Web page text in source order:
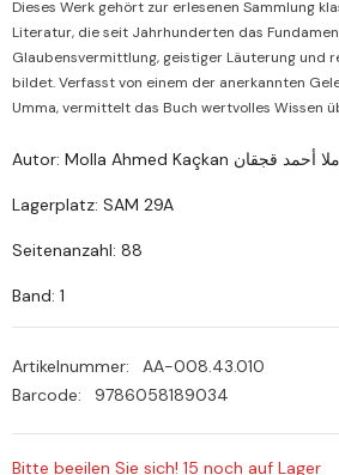
Dieses Werk gehört zur erlesenen Sammlung
Literatur, die seit Jahrhunderten das
Glaubensvermittlung, geistiger Läuterung und
bildet. Verfasst von einem der anerkannten
Umma, vermittelt das Buch wertvolles Wissen
Autor: Molla Ahmed Kaçkan ملا أحمد قجقان
Lagerplatz: SAM 29A
Seitenanzahl: 88
Band: 1
Artikelnummer:
AA-008.43.010
Barcode:
9786058189034
Bitte beeilen Sie sich! 15 noch auf Lager